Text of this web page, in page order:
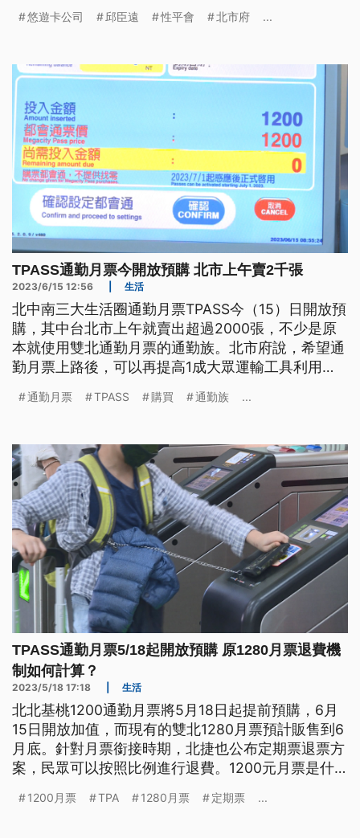
並調整職務。
悠遊卡公司 邱臣遠 性平會 北市府 ...
TPASS通勤月票今開放預購 北市上午賣2千張
2023/6/15 12:56 生活
北中南三大生活圈通勤月票TPASS今（15）日開放預
購，其中台北市上午就賣出超過2000張，不少是原
本就使用雙北通勤月票的通勤族。北市府說，希望通
勤月票上路後，可以再提高1成大眾運輸工具利用
通勤月票 TPASS 購買 通勤族 ...
TPASS通勤月票5/18起開放預購 原1280月票退費機
制如何計算？
2023/5/18 17:18 生活
北北基桃1200通勤月票將5月18日起提前預購，6月
15日開放加值，而現有的雙北1280月票預計販售到6
月底。針對月票銜接時期，北捷也公布定期票退票方
案，民眾可以按照比例進行退費。1200元月票是什
《公視新聞網》帶您一文了解。
1200月票 TPA 1280月票 定期票 ...